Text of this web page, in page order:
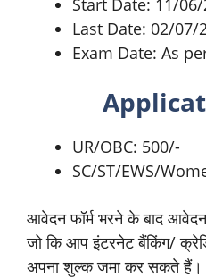
Last Date: 02/07/
Exam Date: As
UR/OBC: 500/-
SC/ST/EWS/
आवेदन फॉर्म भरने के बाद
जो कि आप इंटरनेट बैंकिंग/
अपना शुल्क जमा कर सकते हैं।